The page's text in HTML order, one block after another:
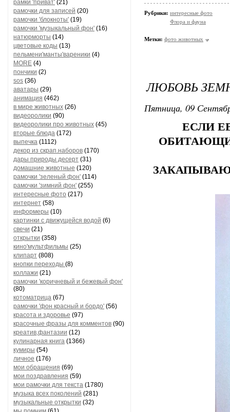
рамки 'приват' (21)
рамочки для записей (20)
рамочки 'блокноты' (19)
рамочки 'музыкальный фон' (16)
натюрморты (14)
цветовые коды (13)
пельмени'манты'вареники (4)
MORE (4)
пончики (2)
sos (36)
аватары (29)
анимация (462)
в мире животных (26)
видеоролики (90)
видеоролики про животных (45)
вторые блюда (172)
выпечка (1112)
декор из скрап.наборов (170)
дары природы десерт (31)
домашние животные (120)
рамочки 'зеленый фон' (114)
рамочки 'зимний фон' (255)
интересные фото (217)
интернет (58)
информеры (10)
картинки с движущейся водой (6)
свечи (21)
открытки (358)
кино'мультфильмы (25)
клипарт (808)
кнопки переходы (8)
коллажи (21)
рамочки 'коричневый и бежевый фон'
(80)
котоматрица (67)
рамочки 'фон красный и бордо' (56)
красота и здоровье (97)
красочные фразы для комментов (90)
креатив,фантазии (12)
кулинарная книга (1366)
кумиры (54)
личное (176)
мои обращения (69)
мои поздравления (59)
мои рамочки для текста (1780)
музыка всех поколений (281)
музыкальные открытки (32)
Рубрики: интересные фото
Флора и фауна
Метки: фото животных
ЛЮБОВЬ
Пятница, 09
ЕСЛИ